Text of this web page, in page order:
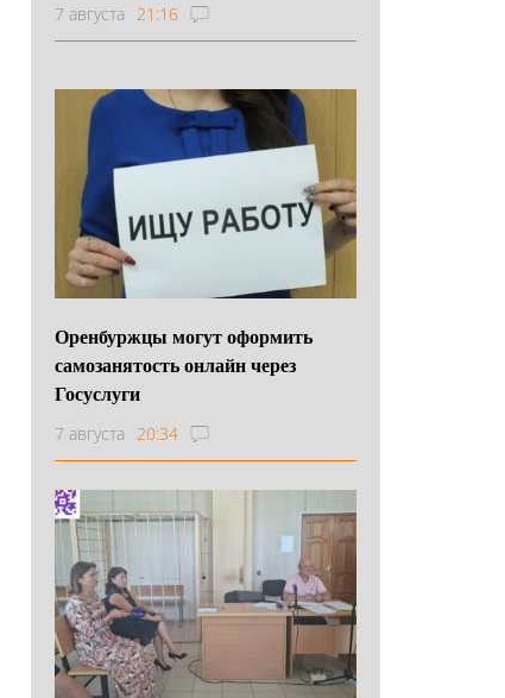
7 августа 21:16
Оренбуржцы могут оформить
самозанятость онлайн через
Госуслуги
7 августа 20:34